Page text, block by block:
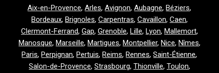
Aix-en-Provence,Arles,Avignon,Aubagne,Béziers,
Bordeaux, Brignoles, Carpentras, Cavaillon, Caen,
Clermont-Ferrand, Gap, Grenoble, Lille, Lyon, Mallemort,
Manosque, Marseille, Martigues, Montpellier, Nice, Nîmes,
Paris,Perpignan,Pertuis,Reims,Rennes,Saint-Étienne,
Salon-de-Provence, Strasbourg, Thionville, Toulon,